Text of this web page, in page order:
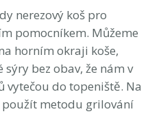
nerezový koš pro
pomocníkem. Můžeme
horním okraji koše,
bez obav, že nám v
do topeniště. Na
použít metodu grilování